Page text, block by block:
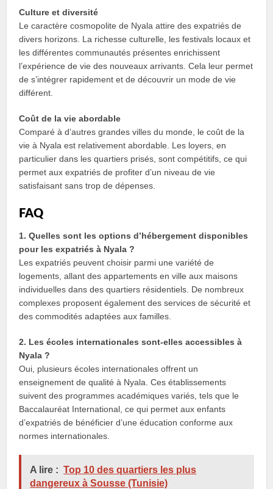
Culture et diversité
Le caractère cosmopolite de Nyala attire des expatriés de
divers horizons. La richesse culturelle, les festivals locaux et
les différentes communautés présentes enrichissent
l’expérience de vie des nouveaux arrivants. Cela leur permet
de s’intégrer rapidement et de découvrir un mode de vie
différent.
Coût de la vie abordable
Comparé à d’autres grandes villes du monde, le coût de la
vie à Nyala est relativement abordable. Les loyers, en
particulier dans les quartiers prisés, sont compétitifs, ce qui
permet aux expatriés de profiter d’un niveau de vie
satisfaisant sans trop de dépenses.
FAQ
1. Quelles sont les options d’hébergement disponibles
pour les expatriés à Nyala ?
Les expatriés peuvent choisir parmi une variété de
logements, allant des appartements en ville aux maisons
individuelles dans des quartiers résidentiels. De nombreux
complexes proposent également des services de sécurité et
des commodités adaptées aux familles.
2. Les écoles internationales sont-elles accessibles à
Nyala ?
Oui, plusieurs écoles internationales offrent un
enseignement de qualité à Nyala. Ces établissements
suivent des programmes académiques variés, tels que le
Baccalauréat International, ce qui permet aux enfants
d’expatriés de bénéficier d’une éducation conforme aux
normes internationales.
A lire : Top 10 des quartiers les plus
dangereux à Sousse (Tunisie)